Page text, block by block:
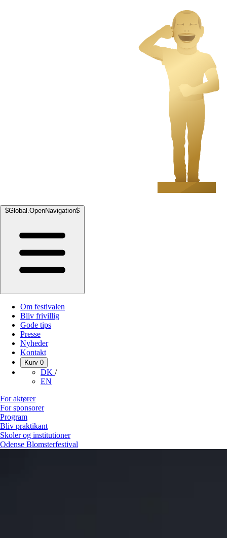
$Global.OpenNavigation$
Om festivalen
Bliv frivillig
Gode tips
Presse
Nyheder
Kontakt
Kurv 0
DK /
EN
For aktører
For sponsorer
Program
Bliv praktikant
Skoler og institutioner
Odense Blomsterfestival